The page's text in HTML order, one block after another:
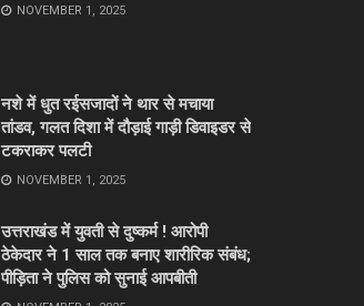
NOVEMBER 1, 2025
नशे में धुत रईसजादों ने थार से मचाया
तांडव, गलत दिशा में दौड़ाई गाड़ी डिवाइडर से
टकराकर पलटी
NOVEMBER 1, 2025
उत्तराखंड में युवती से दुष्कर्म ! आरोपी
ठेकेदार ने 1 साल तक बनाए शारीरिक संबंध;
पीड़िता ने पुलिस को सुनाई आपबीती